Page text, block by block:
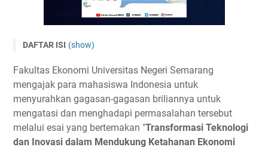
DAFTAR ISI (show)
Semarang
Tema dan Subtema
Timeline
Ketentuan Peserta
Ketentuan Khusus
Fakultas Ekonomi Universitas Negeri Semarang
mengajak para mahasiswa Indonesia untuk
menyurahkan gagasan-gagasan briliannya untuk
mengatasi dan menghadapi permasalahan tersebut
melalui esai yang bertemakan "Transformasi Teknologi
dan Inovasi dalam Mendukung Ketahanan Ekonomi